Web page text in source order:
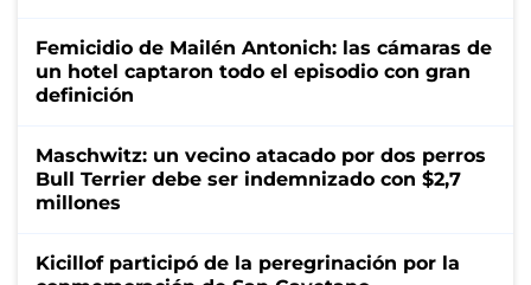
Femicidio de Mailén Antonich: las cámaras de
un hotel captaron todo el episodio con gran
definición
Maschwitz: un vecino atacado por dos perros
Bull Terrier debe ser indemnizado con $2,7
millones
Kicillof participó de la peregrinación por la